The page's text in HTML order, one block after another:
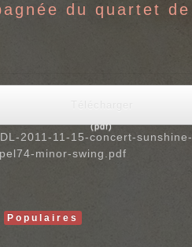
du quartet de
Télécharger
(pdf)
2011-11-15-concert-sunshine-
minor-swing.pdf
Populaires